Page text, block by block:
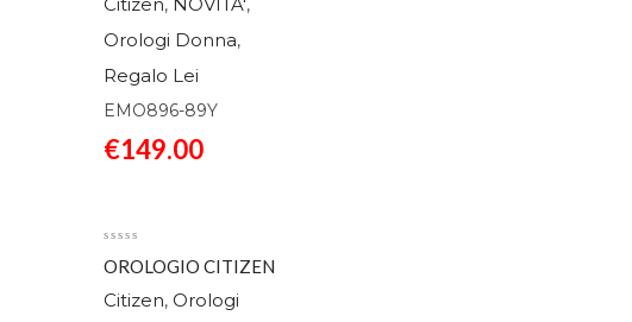
Orologi Donna,
Regalo Lei
EMO896-89Y
€149.00
OROLOGIO CITIZEN
LADY CLASSICO
Citizen, Orologi